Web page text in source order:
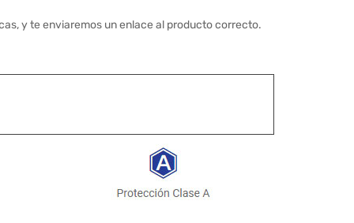
y te enviaremos un enlace al producto correcto.